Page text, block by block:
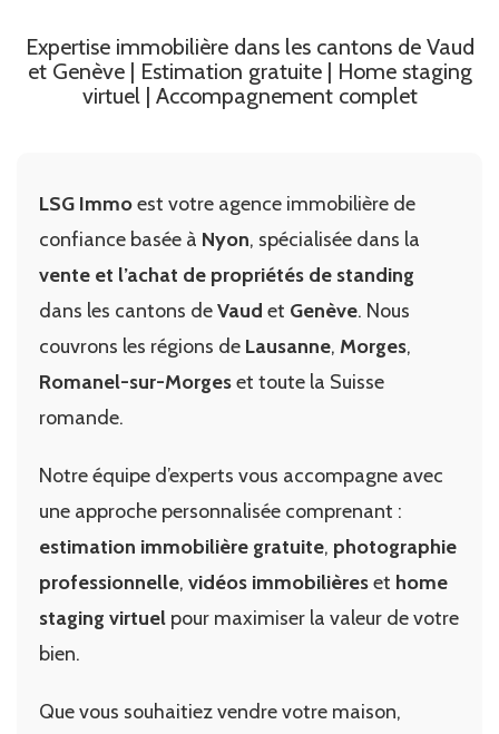
Expertise immobilière dans les cantons de Vaud
et Genève | Estimation gratuite | Home staging
virtuel | Accompagnement complet
LSG Immoest votre agence immobilière de
confiance basée à Nyon, spécialisée dans la
vente et l’achat de propriétés de standing
dans les cantons deVaud et Genève. Nous
couvrons les régions de Lausanne, Morges,
Romanel-sur-Morgeset toute la Suisse
romande.
Notre équipe d’experts vous accompagne avec
une approche personnalisée comprenant :
estimation immobilière gratuite, photographie
professionnelle, vidéos immobilièreset home
staging virtuel pour maximiser la valeur de votre
bien.
Que vous souhaitiez vendre votre maison,